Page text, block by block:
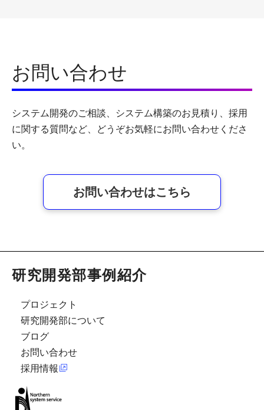
お問い合わせ
システム開発のご相談、システム構築のお見積り、採用
に関する質問など、どうぞお気軽にお問い合わせくださ
い。
お問い合わせはこちら
研究開発部事例紹介
プロジェクト
研究開発部について
ブログ
お問い合わせ
採用情報